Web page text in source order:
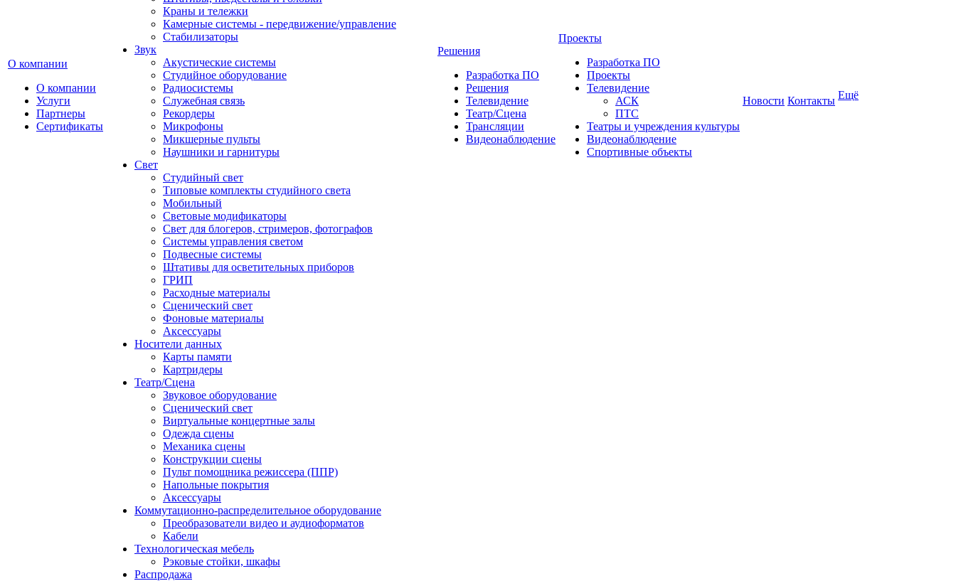
О компании
О компании
Услуги
Партнеры
Сертификаты
Краны и тележки
Камерные системы - передвижение/управление
Стабилизаторы
Звук
Акустические системы
Студийное оборудование
Радиосистемы
Служебная связь
Рекордеры
Микрофоны
Микшерные пульты
Наушники и гарнитуры
Свет
Студийный свет
Типовые комплекты студийного света
Мобильный
Световые модификаторы
Свет для блогеров, стримеров, фотографов
Системы управления светом
Подвесные системы
Штативы для осветительных приборов
ГРИП
Расходные материалы
Сценический свет
Фоновые материалы
Аксессуары
Носители данных
Карты памяти
Картридеры
Театр/Сцена
Звуковое оборудование
Сценический свет
Виртуальные концертные залы
Одежда сцены
Механика сцены
Конструкции сцены
Пульт помощника режиссера (ППР)
Напольные покрытия
Аксессуары
Коммутационно-распределительное оборудование
Преобразователи видео и аудиоформатов
Кабели
Технологическая мебель
Рэковые стойки, шкафы
Распродажа
Решения
Разработка ПО
Решения
Телевидение
Театр/Сцена
Трансляции
Видеонаблюдение
Проекты
Разработка ПО
Проекты
Телевидение
АСК
ПТС
Театры и учреждения культуры
Видеонаблюдение
Спортивные объекты
Новости Контакты Ещё